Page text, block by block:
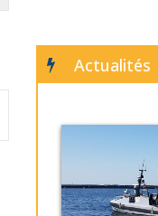
Actualités